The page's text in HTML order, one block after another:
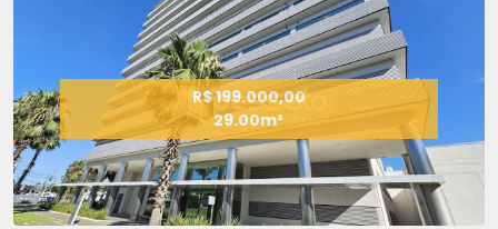
R$ 199.000,00
29.00m²